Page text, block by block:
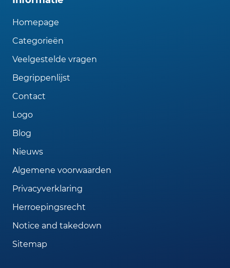
Homepage
Categorieën
Veelgestelde vragen
Begrippenlijst
Contact
Logo
Blog
Nieuws
Algemene voorwaarden
Privacyverklaring
Herroepingsrecht
Notice and takedown
Sitemap